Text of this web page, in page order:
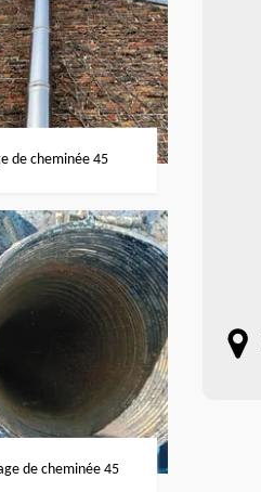
de cheminée 45
de cheminée 45